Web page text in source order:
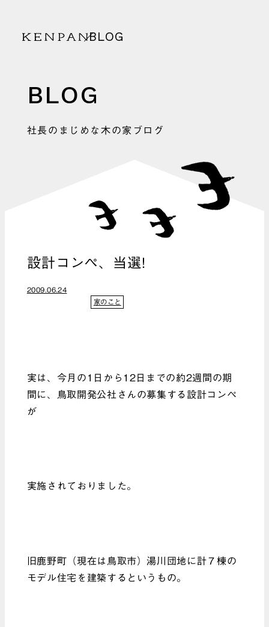
KENPAN BLOG
BLOG
社長のまじめな木の家ブログ
設計コンペ、当選!
2009.06.24
家のこと
実は、今月の1日から12日までの約2週間の期
間に、鳥取開発公社さんの募集する設計コンペ
が
実施されておりました。
旧鹿野町（現在は鳥取市）湯川団地に計７棟の
モデル住宅を建築するというもの。